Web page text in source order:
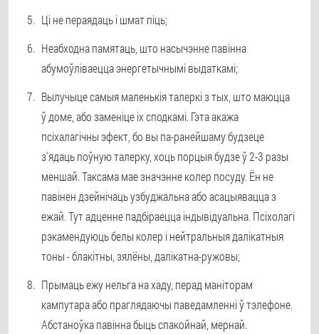
Ці не пераядаць і шмат піць;
Неабходна памятаць, што насычэнне павінна
абумоўліваецца энергетычнымі выдаткамі;
Вылучыце самыя маленькія талеркі з тых, што маюцца
ў доме, або заменіце іх сподкамі. Гэта акажа
псіхалагічны эфект, бо вы па-ранейшаму будзеце
з'ядаць поўную талерку, хоць порцыя будзе ў 2-3 разы
меншай. Таксама мае значэнне колер посуду. Ён не
павінен дзейнічаць узбуджальна або асацыявацца з
ежай. Тут адценне падбіраецца індывідуальна. Псіхолагі
рэкамендуюць белы колер і нейтральныя далікатныя
тоны - блакітны, зялёны, далікатна-ружовы;
Прымаць ежу нельга на хаду, перад маніторам
кампутара або праглядаючы паведамленні ў тэлефоне.
Абстаноўка павінна быць спакойнай, мернай.